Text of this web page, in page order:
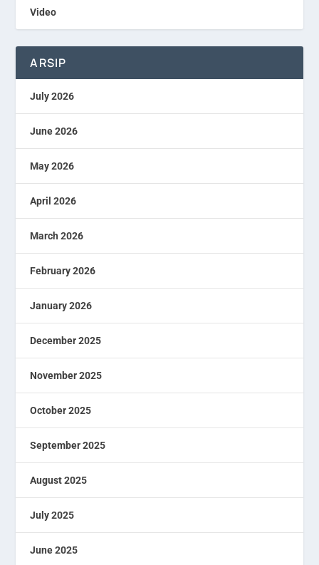
Video
ARSIP
July 2026
June 2026
May 2026
April 2026
March 2026
February 2026
January 2026
December 2025
November 2025
October 2025
September 2025
August 2025
July 2025
June 2025